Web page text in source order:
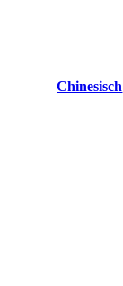
Chinesisch